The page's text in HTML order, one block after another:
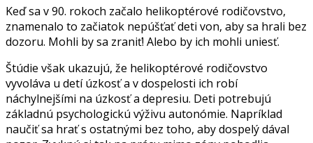
Keď sa v 90. rokoch začalo helikoptérové rodičovstvo,
znamenalo to začiatok nepúšťať deti von, aby sa hrali bez
dozoru. Mohli by sa zraniť! Alebo by ich mohli uniesť.
Štúdie však ukazujú, že helikoptérové rodičovstvo
vyvoláva u detí úzkosť a v dospelosti ich robí
náchylnejšími na úzkosť a depresiu. Deti potrebujú
základnú psychologickú výživu autonómie. Napríklad
naučiť sa hrať s ostatnými bez toho, aby dospelý dával